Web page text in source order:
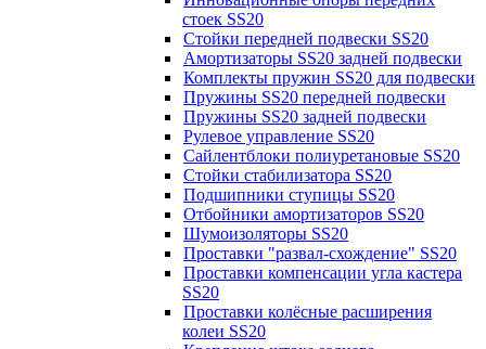
стоек SS20
Стойки передней подвески SS20
Амортизаторы SS20 задней подвески
Комплекты пружин SS20 для подвески
Пружины SS20 передней подвески
Пружины SS20 задней подвески
Рулевое управление SS20
Сайлентблоки полиуретановые SS20
Стойки стабилизатора SS20
Подшипники ступицы SS20
Отбойники амортизаторов SS20
Шумоизоляторы SS20
Проставки "развал-схождение" SS20
Проставки компенсации угла кастера
SS20
Проставки колёсные расширения
колеи SS20